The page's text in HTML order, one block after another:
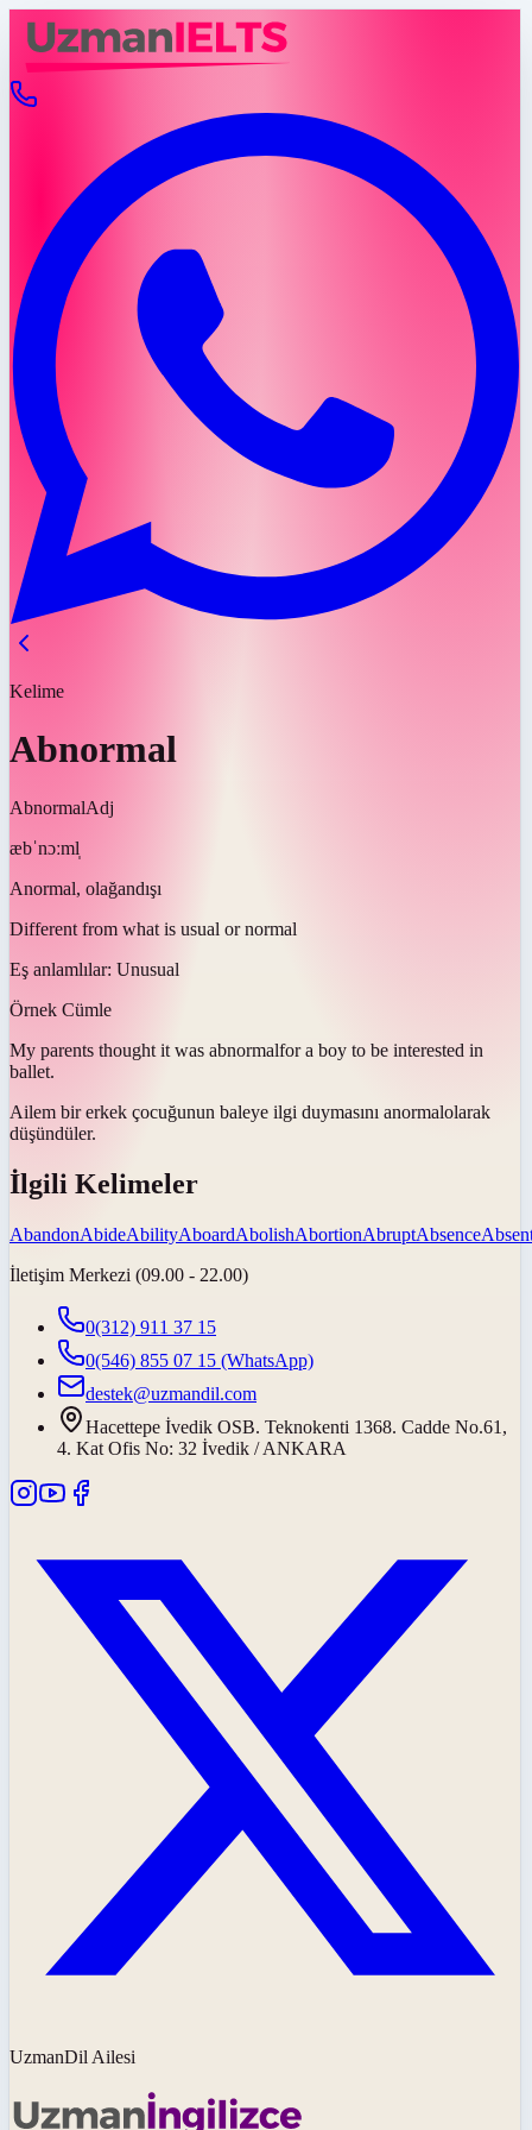
Kelime
Abnormal
AbnormalAdj
æbˈnɔːml̩
Anormal, olağandışı
Different from what is usual or normal
Eş anlamlılar: Unusual
Örnek Cümle
My parents thought it was abnormalfor a boy to be interested in
ballet.
Ailem bir erkek çocuğunun baleye ilgi duymasını anormalolarak
düşündüler.
İlgili Kelimeler
AbandonAbideAbilityAboardAbolishAbortionAbruptAbsence
İletişim Merkezi (09.00 - 22.00)
0(312) 911 37 15
0(546) 855 07 15 (WhatsApp)
destek@uzmandil.com
Hacettepe İvedik OSB. Teknokenti 1368. Cadde No.61,
4. Kat Ofis No: 32 İvedik / ANKARA
UzmanDil Ailesi